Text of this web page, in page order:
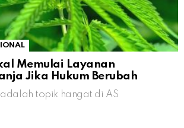
Memulai Layanan
Jika Hukum Berubah
topik hangat di AS